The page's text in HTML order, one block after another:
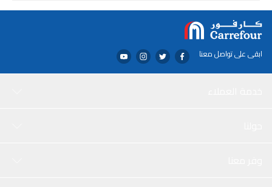
ابقى على تواصل معنا